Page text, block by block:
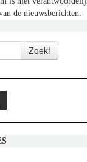
de nieuwsberichten.